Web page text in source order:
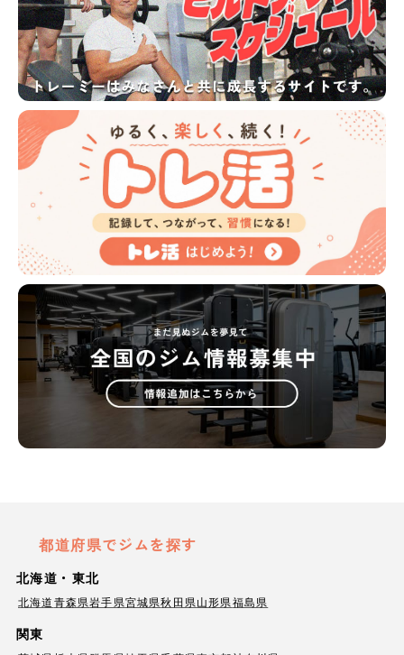
都道府県でジムを探す
北海道・東北
北海道青森県岩手県宮城県秋田県山形県福島県
関東